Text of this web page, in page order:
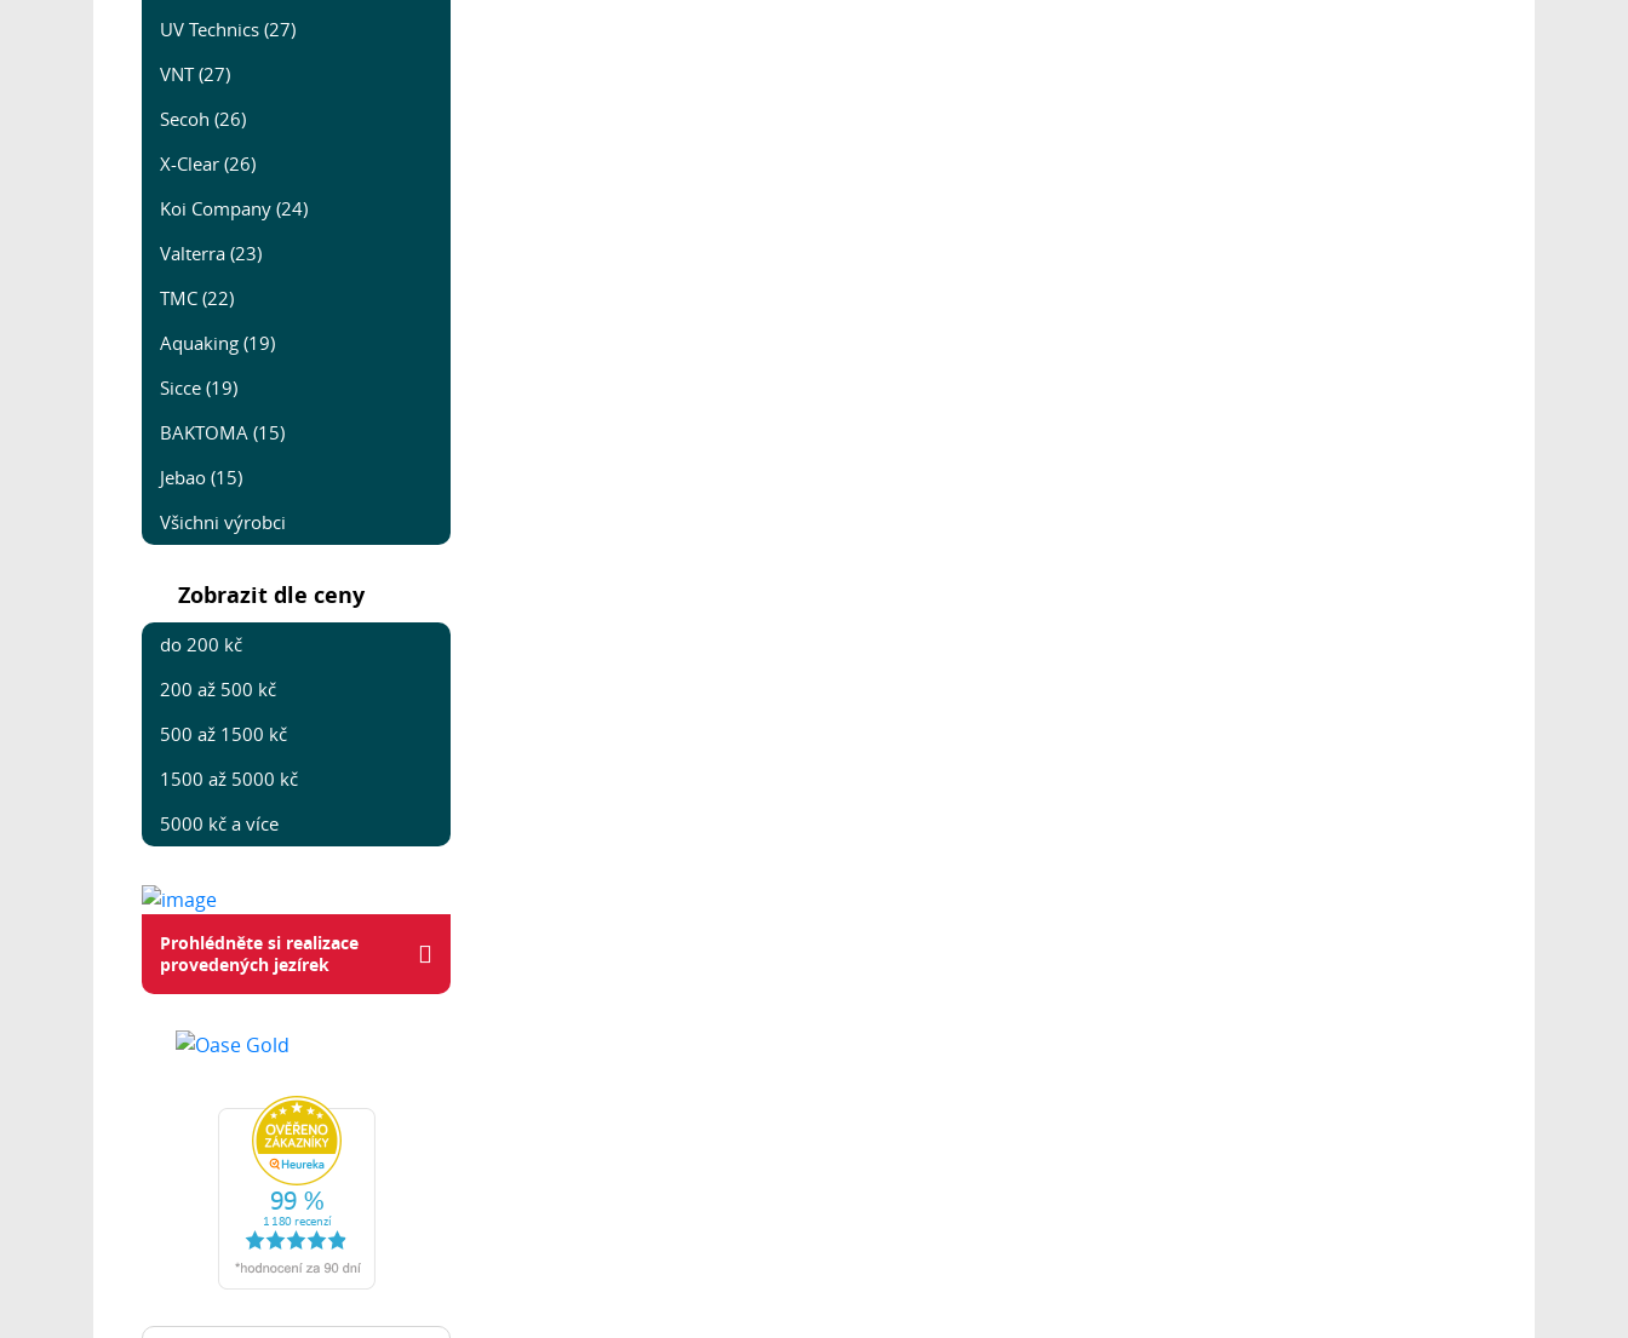
UV Technics (27)
VNT (27)
Secoh (26)
X-Clear (26)
Koi Company (24)
Valterra (23)
TMC (22)
Aquaking (19)
Sicce (19)
BAKTOMA (15)
Jebao (15)
Všichni výrobci
Zobrazit dle ceny
do 200 kč
200 až 500 kč
500 až 1500 kč
1500 až 5000 kč
5000 kč a více
Prohlédněte si realizace
provedených jezírek